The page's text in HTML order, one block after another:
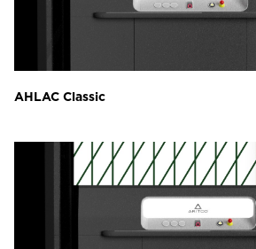
AHLAC Classic